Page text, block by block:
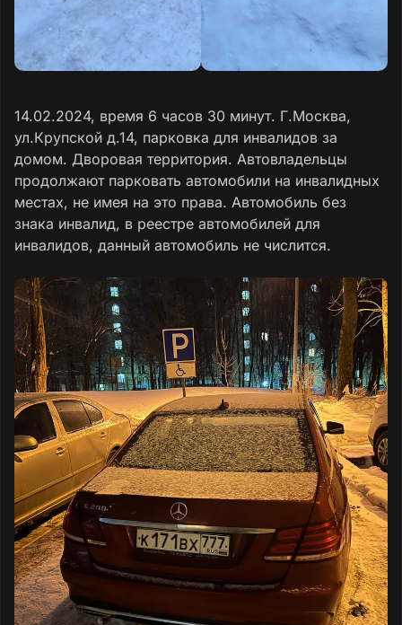
14.02.2024, время 6 часов 30 минут. Г.Москва,
ул.Крупской д.14, парковка для инвалидов за
домом. Дворовая территория. Автовладельцы
продолжают парковать автомобили на инвалидных
местах, не имея на это права. Автомобиль без
знака инвалид, в реестре автомобилей для
инвалидов, данный автомобиль не числится.